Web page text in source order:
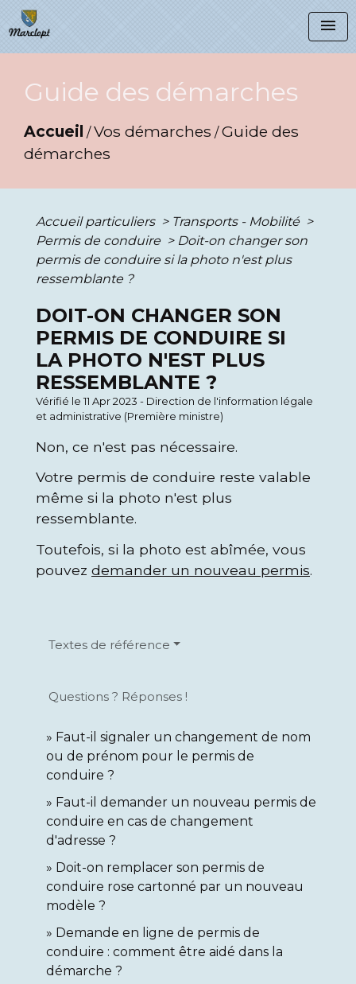
menu
Guide des démarches
Accueil /Vos démarches /Guide des
démarches
Accueil particuliers > Transports - Mobilité >
Permis de conduire > Doit-on changer son
permis de conduire si la photo n'est plus
ressemblante ?
DOIT-ON CHANGER SON
PERMIS DE CONDUIRE SI
LA PHOTO N'EST PLUS
RESSEMBLANTE ?
Vérifié le 11 Apr 2023 - Direction de l'information légale
et administrative (Première ministre)
Non, ce n'est pas nécessaire.
Votre permis de conduire reste valable
même si la photo n'est plus
ressemblante.
Toutefois, si la photo est abîmée, vous
pouvez demander un nouveau permis.
Textes de référence
Questions ? Réponses !
Faut-il signaler un changement de nom
ou de prénom pour le permis de
conduire ?
Faut-il demander un nouveau permis de
conduire en cas de changement
d'adresse ?
Doit-on remplacer son permis de
conduire rose cartonné par un nouveau
modèle ?
Demande en ligne de permis de
conduire : comment être aidé dans la
démarche ?